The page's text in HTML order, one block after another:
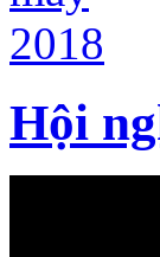
Hội